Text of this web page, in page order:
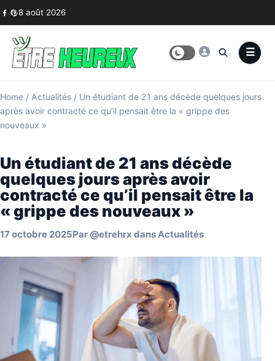
Skip to content
8 août 2026
Home / Actualités / Un étudiant de 21 ans décède quelques jours
après avoir contracté ce qu’il pensait être la « grippe des
nouveaux »
Un étudiant de 21 ans décède
quelques jours après avoir
contracté ce qu’il pensait être la
« grippe des nouveaux »
17 octobre 2025Par @etrehrx dansActualités